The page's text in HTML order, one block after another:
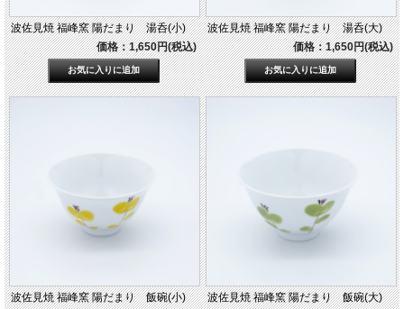
波佐見焼 福峰窯 陽だまり 湯呑(小)
価格：1,650円(税込)
波佐見焼 福峰窯 陽だまり 湯呑(大)
価格：1,650円(税込)
波佐見焼 福峰窯 陽だまり 飯碗(小)
波佐見焼 福峰窯 陽だまり 飯碗(大)